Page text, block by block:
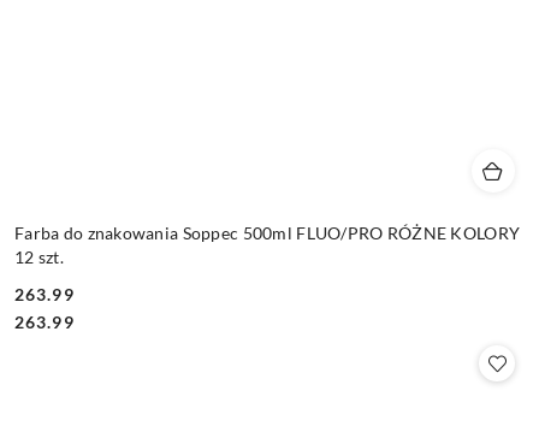
Farba do znakowania Soppec 500ml FLUO/PRO RÓŻNE KOLORY
12 szt.
Cena:
263.99
Cena:
263.99